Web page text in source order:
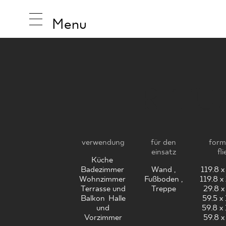
Menu
verwendung
Küche
Badezimmer,
Wohnzimmer,
Terrasse und
Balkon Halle
und
Vorzimmer
für den
einsatz
Wand ,
Fußboden ,
Treppe
119.8
119.8
29.8
59.5 x
59.8 x
59.8